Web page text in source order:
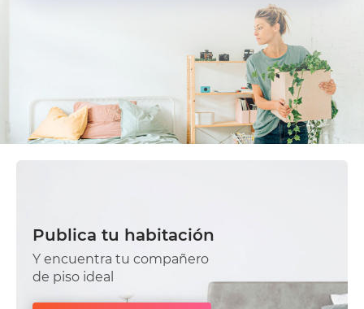
Publica tu habitación
Y encuentra tu compañero
de piso ideal